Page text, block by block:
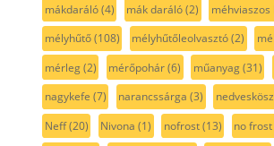
mákdaráló(4) mák daráló(2) méhviaszos
mélyhűtő(108) mélyhűtőleolvasztó(2)
mérleg(2) mérőpohár(6) műanyag(31)
nagykefe (7) narancssárga (3)
Neff(20) Nivona (1) nofrost(13) no frost